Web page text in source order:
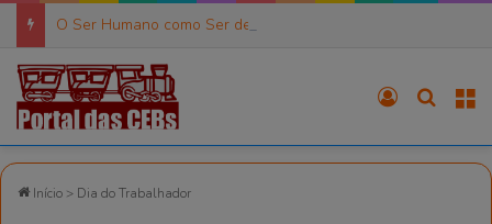
O Ser Humano como Ser de Práxis (6)
Entrar
Início > Dia do Trabalhador